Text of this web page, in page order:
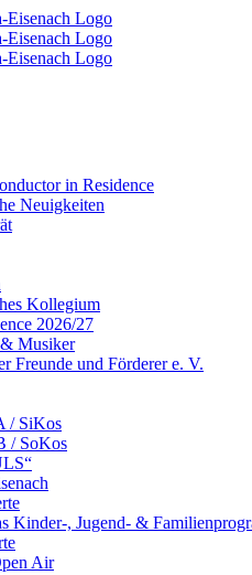
in Residence
Neuigkeiten
Kollegium
2026/27
Musiker
Freunde und Förderer e. V.
/ SiKos
/ SoKos
Kinder-, Jugend- &
Air